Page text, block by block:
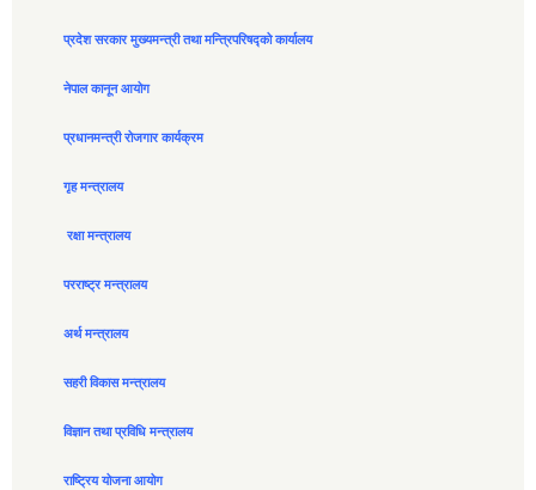
प्रदेश सरकार मुख्यमन्त्री तथा मन्त्रिपरिषद्को कार्यालय
नेपाल कानून आयोग
प्रधानमन्त्री रोजगार कार्यक्रम
गृह मन्त्रालय
रक्षा मन्त्रालय
परराष्ट्र मन्त्रालय
अर्थ मन्त्रालय
सहरी विकास मन्त्रालय
विज्ञान तथा प्रविधि मन्त्रालय
राष्ट्रिय योजना आयोग